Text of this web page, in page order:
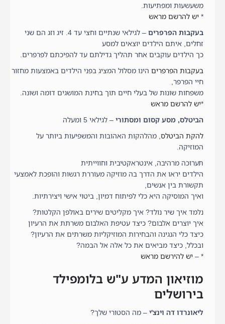
משעשעות ומפתיעות.
* יש להרשם מראש
בעקבות הפרפרים
– לגילאי שנתיים וחצי עד 4. זיג וזג הם שני
זחלים, איתם הילדים יוצאים למסע
כך הילדים עוקבים אחר תהליך גדילתם עד להפיכתם לפרפרים.
בעקבות הפרפריםהינו מסלול המציג בפני הילדים באמצעות מחזור
חיי הפרפר,
משפחות שונות של בעלי חיים תוך בחינת המושגים דומה ושונה.
*יש להרשם מראש
הביטלס, מסע קסום ומסתורי– לגילאי 5 ומעלה
להקת הביטלס, מהלהקות האהובות והמשפיעות ביותר על
המוזיקה.
תערוכה מרהיבה, אינטראקטיבית וחווייתית
הילדים יראו את הדרך בה מוזיקה מעוררת רגשות והופכת לאמצעי
תקשורת בין אנשים,
ואיך המוסיקה היא כלי לפיתוח דמיון, ביטוי אישי ויצירתיות.
נלמד איך שיר נולד? איך מקליטים שירים באולפן הקלטות?
איך יוצרים אלבום? כיצד עטיפת האלבום משרתת את הרעיון
כיצד כלי הנגינה והבחירות המוזיקליות משרתים את הרעיון?
ובכלל, כיצד מביאים את כל אלה אל הבמה?
* – יש להירשם מראש
מוזיאון המדע ע"ש בלומפילד
בירושלים
ליאונרדו דה וינצ'י– מה הסטורי שלך?